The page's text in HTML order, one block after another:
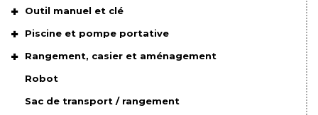
Outil manuel et clé
Piscine et pompe portative
Rangement, casier et aménagement
Robot
Sac de transport / rangement